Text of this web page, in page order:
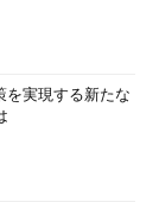
を実現する新たな